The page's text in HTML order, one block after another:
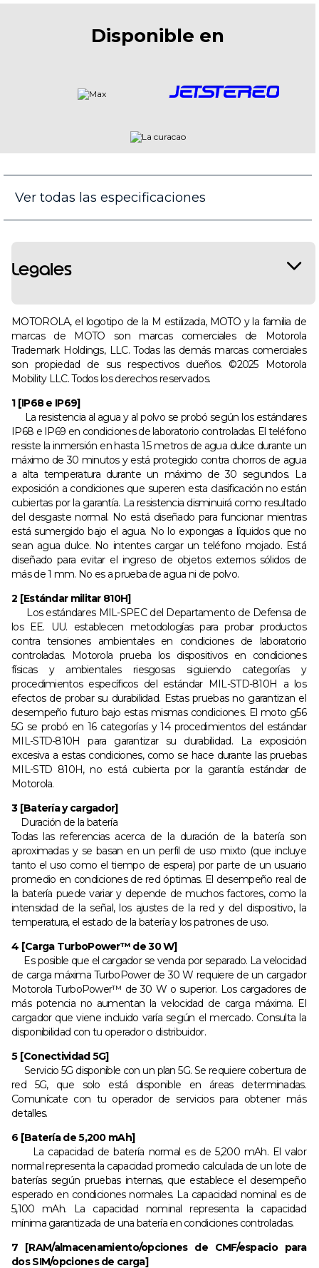
Disponible en
Ver todas las especificaciones
Legales
MOTOROLA, el logotipo de la M estilizada, MOTO y la familia de
marcas de MOTO son marcas comerciales de Motorola
Trademark Holdings, LLC. Todas las demás marcas comerciales
son propiedad de sus respectivos dueños. ©2025 Motorola
Mobility LLC. Todos los derechos reservados.
1 [IP68 e IP69]
La resistencia al agua y al polvo se probó según los estándares
IP68 e IP69 en condiciones de laboratorio controladas. El teléfono
resiste la inmersión en hasta 1.5 metros de agua dulce durante un
máximo de 30 minutos y está protegido contra chorros de agua
a alta temperatura durante un máximo de 30 segundos. La
exposición a condiciones que superen esta clasificación no están
cubiertas por la garantía. La resistencia disminuirá como resultado
del desgaste normal. No está diseñado para funcionar mientras
está sumergido bajo el agua. No lo expongas a líquidos que no
sean agua dulce. No intentes cargar un teléfono mojado. Está
diseñado para evitar el ingreso de objetos externos sólidos de
más de 1 mm. No es a prueba de agua ni de polvo.
2 [Estándar militar 810H]
Los estándares MIL-SPEC del Departamento de Defensa de
los EE. UU. establecen metodologías para probar productos
contra tensiones ambientales en condiciones de laboratorio
controladas. Motorola prueba los dispositivos en condiciones
físicas y ambientales riesgosas siguiendo categorías y
procedimientos específicos del estándar MIL-STD-810H a los
efectos de probar su durabilidad. Estas pruebas no garantizan el
desempeño futuro bajo estas mismas condiciones. El moto g56
5G se probó en 16 categorías y 14 procedimientos del estándar
MIL-STD-810H para garantizar su durabilidad. La exposición
excesiva a estas condiciones, como se hace durante las pruebas
MIL-STD 810H, no está cubierta por la garantía estándar de
Motorola.
3 [Batería y cargador]
Duración de la batería
Todas las referencias acerca de la duración de la batería son
aproximadas y se basan en un perfil de uso mixto (que incluye
tanto el uso como el tiempo de espera) por parte de un usuario
promedio en condiciones de red óptimas. El desempeño real de
la batería puede variar y depende de muchos factores, como la
intensidad de la señal, los ajustes de la red y del dispositivo, la
temperatura, el estado de la batería y los patrones de uso.
4 [Carga TurboPower™ de 30 W]
Es posible que el cargador se venda por separado. La velocidad
de carga máxima TurboPower de 30 W requiere de un cargador
Motorola TurboPower™ de 30 W o superior. Los cargadores de
más potencia no aumentan la velocidad de carga máxima. El
cargador que viene incluido varía según el mercado. Consulta la
disponibilidad con tu operador o distribuidor.
5 [Conectividad 5G]
Servicio 5G disponible con un plan 5G. Se requiere cobertura de
red 5G, que solo está disponible en áreas determinadas.
Comunícate con tu operador de servicios para obtener más
detalles.
6 [Batería de 5,200 mAh]
La capacidad de batería normal es de 5,200 mAh. El valor
normal representa la capacidad promedio calculada de un lote de
baterías según pruebas internas, que establece el desempeño
esperado en condiciones normales. La capacidad nominal es de
5,100 mAh. La capacidad nominal representa la capacidad
mínima garantizada de una batería en condiciones controladas.
7 [RAM/almacenamiento/opciones de CMF/espacio para
dos SIM/opciones de carga]